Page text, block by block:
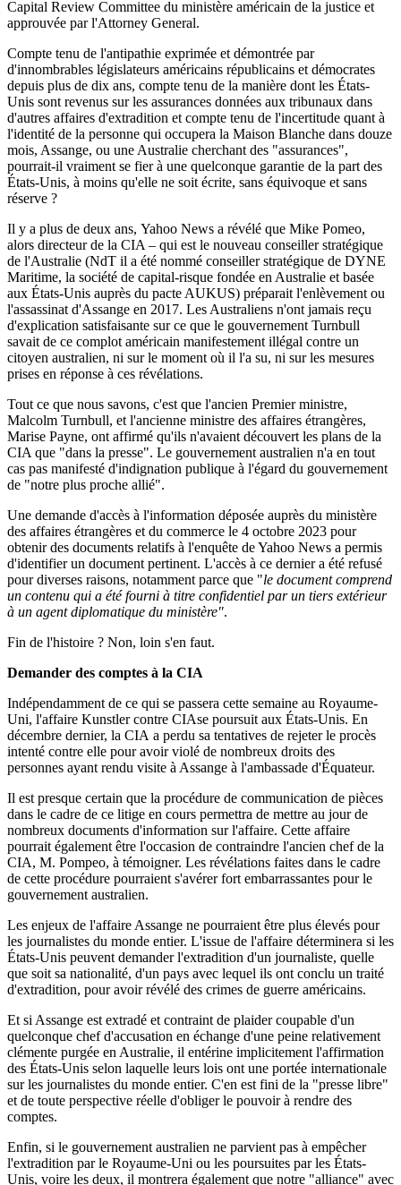
Capital Review Committee du ministère américain de la justice et
approuvée par l'Attorney General.
Compte tenu de l'antipathie exprimée et démontrée par
d'innombrables législateurs américains républicains et démocrates
depuis plus de dix ans, compte tenu de la manière dont les États-
Unis sont revenus sur les assurances données aux tribunaux dans
d'autres affaires d'extradition et compte tenu de l'incertitude quant à
l'identité de la personne qui occupera la Maison Blanche dans douze
mois, Assange, ou une Australie cherchant des "assurances",
pourrait-il vraiment se fier à une quelconque garantie de la part des
États-Unis, à moins qu'elle ne soit écrite, sans équivoque et sans
réserve ?
Il y a plus de deux ans, Yahoo News a révélé que Mike Pomeo,
alors directeur de la CIA – qui est le nouveau conseiller stratégique
de l'Australie (NdT il a été nommé conseiller stratégique de DYNE
Maritime, la société de capital-risque fondée en Australie et basée
aux États-Unis auprès du pacte AUKUS) préparait l'enlèvement ou
l'assassinat d'Assange en 2017. Les Australiens n'ont jamais reçu
d'explication satisfaisante sur ce que le gouvernement Turnbull
savait de ce complot américain manifestement illégal contre un
citoyen australien, ni sur le moment où il l'a su, ni sur les mesures
prises en réponse à ces révélations.
Tout ce que nous savons, c'est que l'ancien Premier ministre,
Malcolm Turnbull, et l'ancienne ministre des affaires étrangères,
Marise Payne, ont affirmé qu'ils n'avaient découvert les plans de la
CIA que "dans la presse". Le gouvernement australien n'a en tout
cas pas manifesté d'indignation publique à l'égard du gouvernement
de "notre plus proche allié".
Une demande d'accès à l'information déposée auprès du ministère
des affaires étrangères et du commerce le 4 octobre 2023 pour
obtenir des documents relatifs à l'enquête de Yahoo News a permis
d'identifier un document pertinent. L'accès à ce dernier a été refusé
pour diverses raisons, notamment parce que "le document comprend
un contenu qui a été fourni à titre confidentiel par un tiers extérieur
à un agent diplomatique du ministère".
Fin de l'histoire ? Non, loin s'en faut.
Demander des comptes à la CIA
Indépendamment de ce qui se passera cette semaine au Royaume-
Uni, l'affaire Kunstler contre CIAse poursuit aux États-Unis. En
décembre dernier, la CIA a perdu sa tentatives de rejeter le procès
intenté contre elle pour avoir violé de nombreux droits des
personnes ayant rendu visite à Assange à l'ambassade d'Équateur.
Il est presque certain que la procédure de communication de pièces
dans le cadre de ce litige en cours permettra de mettre au jour de
nombreux documents d'information sur l'affaire. Cette affaire
pourrait également être l'occasion de contraindre l'ancien chef de la
CIA, M. Pompeo, à témoigner. Les révélations faites dans le cadre
de cette procédure pourraient s'avérer fort embarrassantes pour le
gouvernement australien.
Les enjeux de l'affaire Assange ne pourraient être plus élevés pour
les journalistes du monde entier. L'issue de l'affaire déterminera si les
États-Unis peuvent demander l'extradition d'un journaliste, quelle
que soit sa nationalité, d'un pays avec lequel ils ont conclu un traité
d'extradition, pour avoir révélé des crimes de guerre américains.
Et si Assange est extradé et contraint de plaider coupable d'un
quelconque chef d'accusation en échange d'une peine relativement
clémente purgée en Australie, il entérine implicitement l'affirmation
des États-Unis selon laquelle leurs lois ont une portée internationale
sur les journalistes du monde entier. C'en est fini de la "presse libre"
et de toute perspective réelle d'obliger le pouvoir à rendre des
comptes.
Enfin, si le gouvernement australien ne parvient pas à empêcher
l'extradition par le Royaume-Uni ou les poursuites par les États-
Unis, voire les deux, il montrera également que notre "alliance" avec